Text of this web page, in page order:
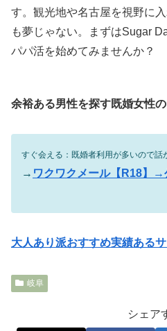
す。観光地や名古屋を視野に
も夢じゃない。まずはSugar
パパ活を始めてみませんか？
余裕ある男性を探す既婚女性
すぐ会える：既婚者利用が多いので話
→ ワクワクメール【R18】→
大人あり派おすすめ実績ある
岐阜
シェア